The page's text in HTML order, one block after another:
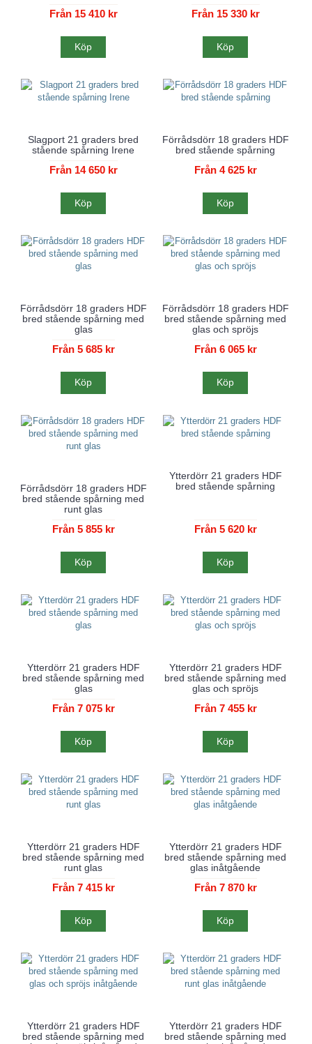
Från 15 410 kr
Köp
Från 15 330 kr
Köp
Slagport 21 graders bred
stående spårning Irene
Från 14 650 kr
Köp
Förrådsdörr 18 graders HDF
bred stående spårning
Från 4 625 kr
Köp
Förrådsdörr 18 graders HDF
bred stående spårning med
glas
Från 5 685 kr
Köp
Förrådsdörr 18 graders HDF
bred stående spårning med
glas och spröjs
Från 6 065 kr
Köp
Förrådsdörr 18 graders HDF
bred stående spårning med
runt glas
Från 5 855 kr
Köp
Ytterdörr 21 graders HDF
bred stående spårning
Från 5 620 kr
Köp
Ytterdörr 21 graders HDF
bred stående spårning med
glas
Från 7 075 kr
Köp
Ytterdörr 21 graders HDF
bred stående spårning med
glas och spröjs
Från 7 455 kr
Köp
Ytterdörr 21 graders HDF
bred stående spårning med
runt glas
Från 7 415 kr
Köp
Ytterdörr 21 graders HDF
bred stående spårning med
glas inåtgående
Från 7 870 kr
Köp
Ytterdörr 21 graders HDF
bred stående spårning med
Ytterdörr 21 graders HDF
bred stående spårning med